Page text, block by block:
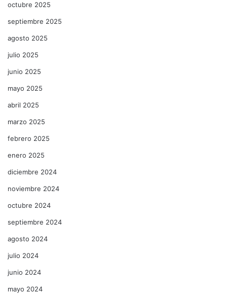
octubre 2025
septiembre 2025
agosto 2025
julio 2025
junio 2025
mayo 2025
abril 2025
marzo 2025
febrero 2025
enero 2025
diciembre 2024
noviembre 2024
octubre 2024
septiembre 2024
agosto 2024
julio 2024
junio 2024
mayo 2024